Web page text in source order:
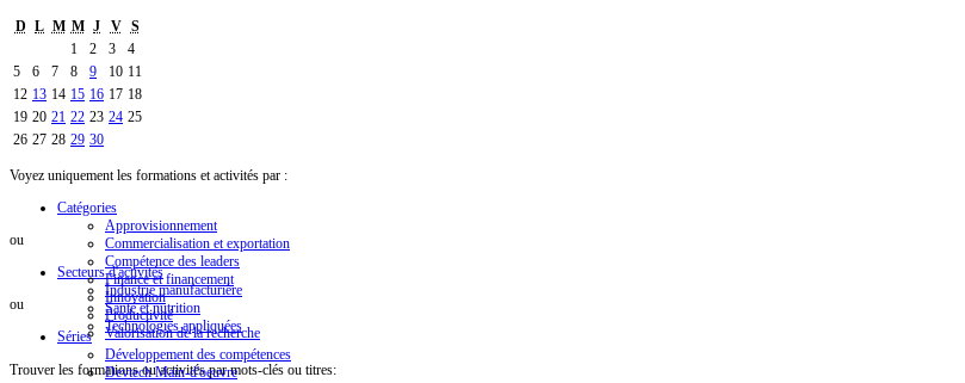
D L M M J V
S
1
2 3
4
5
6 7 8 9 10 11
12 13 14 15 16 17 18
19 20 21 22 23 24 25
26 27 28 29 30
Voyez uniquement les formations et activités par :
Catégories
Approvisionnement
Commercialisation et exportation
Compétence des leaders
Finance et financement
Innovation
Productivité
Valorisation de la recherche
ou
Secteurs d'activités
Industrie manufacturière
Santé et nutrition
Technologies appliquées
ou
Séries
Développement des compétences
Devtech Main-d'oeuvre
Trouver les formations ou activités par mots-clés ou titres: